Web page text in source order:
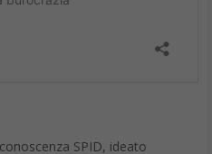
SPID, ideato